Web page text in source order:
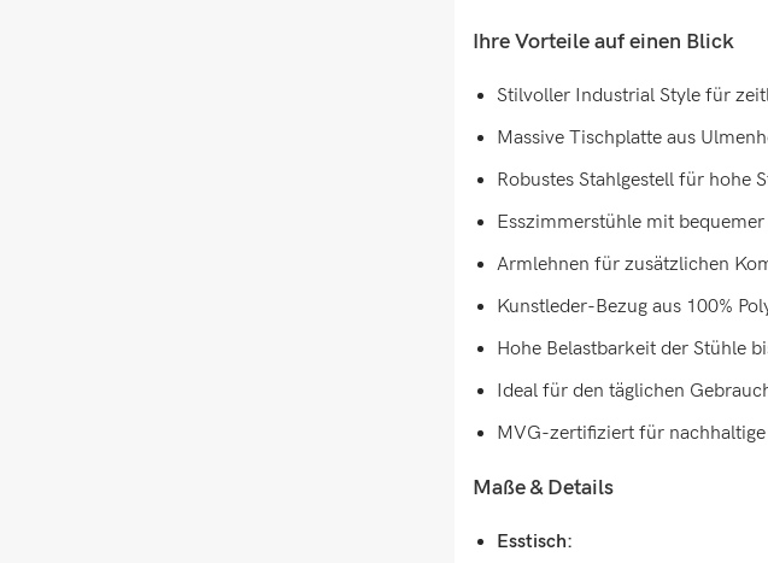
Ihre Vorteile auf einen Blick
Stilvoller Industrial Style für
Massive Tischplatte aus
Robustes Stahlgestell für hohe
Esszimmerstühle mit
Armlehnen für zusätzlichen
Kunstleder-Bezug aus 100%
Hohe Belastbarkeit der Stühle
Ideal für den täglichen
MVG-zertifiziert für
Maße & Details
Esstisch: